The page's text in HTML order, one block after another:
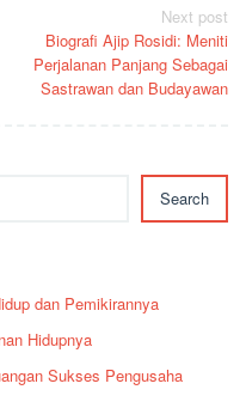
Next post
Biografi Ajip Rosidi: Meniti
Perjalanan Panjang Sebagai
Sastrawan dan Budayawan
Search
dan Pemikirannya
Hidupnya
Sukses Pengusaha